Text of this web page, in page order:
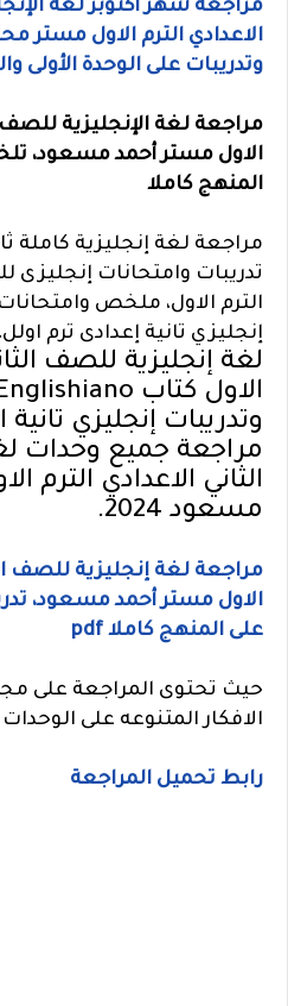
مراجعة شهر أكتوبر لغة
الاعدادي الترم الاول مستر
وتدريبات على الوحدة الأولى
مراجعة لغة الإنجليزية للصف
الاول مستر أحمد مسعود،
المنهج كاملا
مراجعة لغة إنجليزية كاملة
تدريبات وامتحانات إنجليزى
الترم الاول، ملخص
إنجليزي تانية إعدادى ترم اولل،
لغة إنجليزية للصف
مراجعة جميع وحدات
الثاني الاعدادي الترم
مسعود 2024.
مراجعة لغة إنجليزية للصف
الاول مستر أحمد مسعود،
على المنهج كاملا pdf
حيث تحتوى المراجعة على
الافكار المتنوعه على
رابط تحميل المراجعة